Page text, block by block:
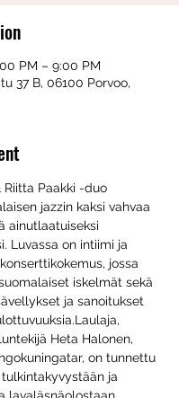
PM – 9:00 PM
37 B, 06100 Porvoo,
Riitta Paakki -duo
jazzin kaksi vahvaa
ainutlaatuiseksi
Luvassa on intiimi ja
jossa
iskelmät sekä
ja sanoitukset
Heta Halonen,
on tunnettu
ja